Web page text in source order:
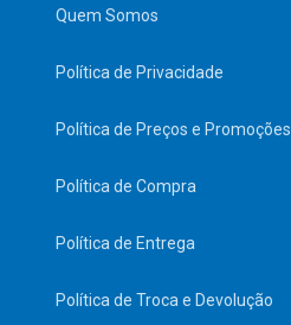
Quem Somos
Política de Privacidade
Política de Preços e Promoções
Política de Compra
Política de Entrega
Política de Troca e Devolução